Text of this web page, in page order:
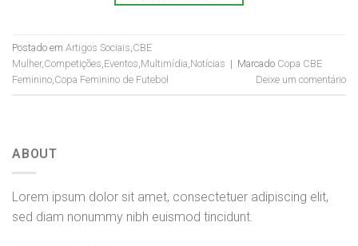
Postado em Artigos Sociais,CBE
Mulher,Competições,Eventos,Multimídia,Notícias | Marcado Copa CBE
Feminino,Copa Feminino de Futebol Deixe um comentário
ABOUT
Lorem ipsum dolor sit amet, consectetuer adipiscing elit,
sed diam nonummy nibh euismod tincidunt.